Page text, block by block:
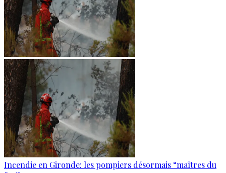
Incendie en Gironde: les pompiers désormais “maîtres du